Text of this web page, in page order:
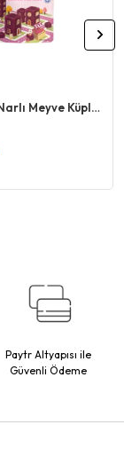
Organik Narlı Meyve Küpleri 30 Gr
Paytr Altyapısı ile
Güvenli Ödeme